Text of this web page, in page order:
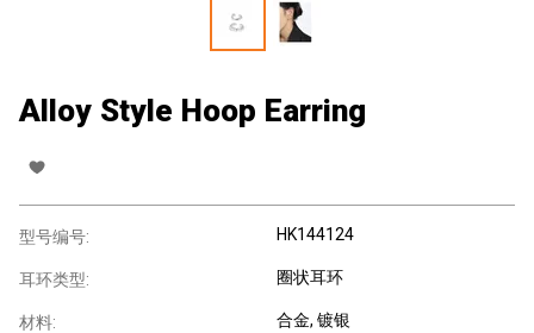
Alloy Style Hoop Earring
型号编号: HK144124
耳环类型: 圈状耳环
材料: 合金, 镀银